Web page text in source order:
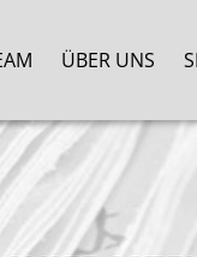
ÜBER UNS